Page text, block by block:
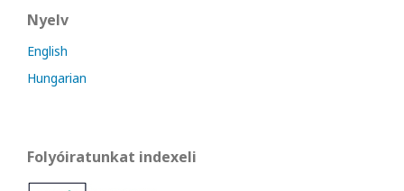
Nyelv
English
Hungarian
Folyóiratunkat indexeli